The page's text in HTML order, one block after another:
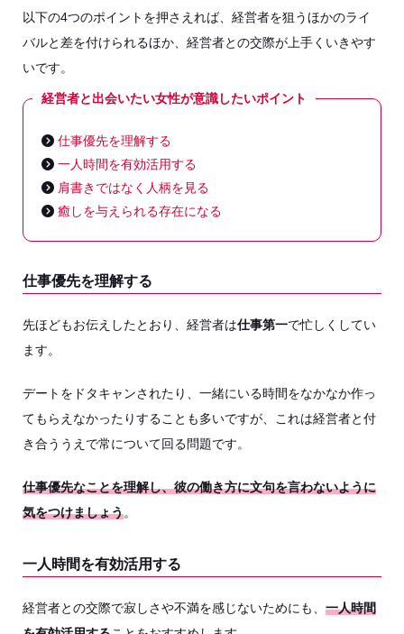
以下の4つのポイントを押さえれば、経営者を狙うほかのライ
バルと差を付けられるほか、経営者との交際が上手くいきやす
いです。
経営者と出会いたい女性が意識したいポイント
仕事優先を理解する
一人時間を有効活用する
肩書きではなく人柄を見る
癒しを与えられる存在になる
仕事優先を理解する
先ほどもお伝えしたとおり、経営者は仕事第一で忙しくしてい
ます。
デートをドタキャンされたり、一緒にいる時間をなかなか作っ
てもらえなかったりすることも多いですが、これは経営者と付
き合ううえで常について回る問題です。
仕事優先なことを理解し、彼の働き方に文句を言わないように
気をつけましょう。
一人時間を有効活用する
経営者との交際で寂しさや不満を感じないためにも、 一人時間